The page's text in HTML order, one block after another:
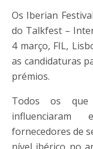
Os Iberian
do Talkfest –
4 março, FIL,
as candidaturas
prémios.
Todos os
fornecedores de